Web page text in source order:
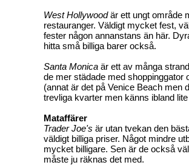
West Hollywoodär ett ungt område
restauranger. Väldigt mycket fest,
fester någon annanstans än här.
hitta små billiga barer också.
Santa Monica är ett av många
de mer städade med shoppinggator
(annat är det på Venice Beach men
trevliga kvarter men känns ibland
Mataffärer
Trader Joe's är utan tvekan den
väldigt billiga priser. Något mindre
mycket billigare. Sen är de också
måste ju räknas det med.